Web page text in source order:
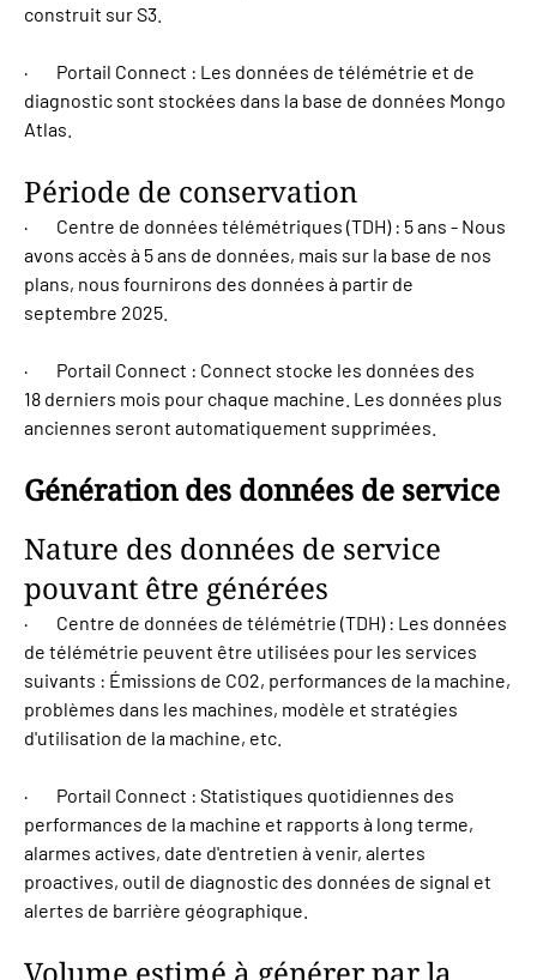
construit sur S3.
· Portail Connect : Les données de télémétrie et de
diagnostic sont stockées dans la base de données Mongo
Atlas.
Période de conservation
· Centre de données télémétriques (TDH) : 5 ans - Nous
avons accès à 5 ans de données, mais sur la base de nos
plans, nous fournirons des données à partir de
septembre 2025.
· Portail Connect : Connect stocke les données des
18 derniers mois pour chaque machine. Les données plus
anciennes seront automatiquement supprimées.
Génération des données de service
Nature des données de service
pouvant être générées
· Centre de données de télémétrie (TDH) : Les données
de télémétrie peuvent être utilisées pour les services
suivants : Émissions de CO2, performances de la machine,
problèmes dans les machines, modèle et stratégies
d'utilisation de la machine, etc.
· Portail Connect : Statistiques quotidiennes des
performances de la machine et rapports à long terme,
alarmes actives, date d'entretien à venir, alertes
proactives, outil de diagnostic des données de signal et
alertes de barrière géographique.